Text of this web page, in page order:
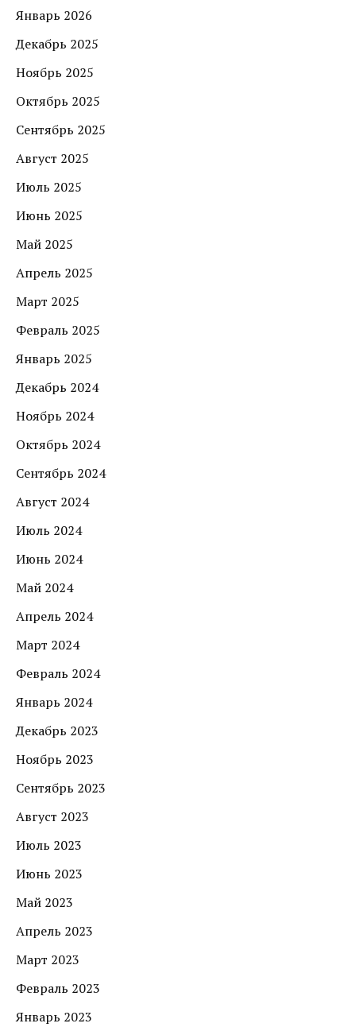
Январь 2026
Декабрь 2025
Ноябрь 2025
Октябрь 2025
Сентябрь 2025
Август 2025
Июль 2025
Июнь 2025
Май 2025
Апрель 2025
Март 2025
Февраль 2025
Январь 2025
Декабрь 2024
Ноябрь 2024
Октябрь 2024
Сентябрь 2024
Август 2024
Июль 2024
Июнь 2024
Май 2024
Апрель 2024
Март 2024
Февраль 2024
Январь 2024
Декабрь 2023
Ноябрь 2023
Сентябрь 2023
Август 2023
Июль 2023
Июнь 2023
Май 2023
Апрель 2023
Март 2023
Февраль 2023
Январь 2023